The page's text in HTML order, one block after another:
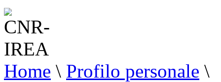
Home \ Profilo personale \